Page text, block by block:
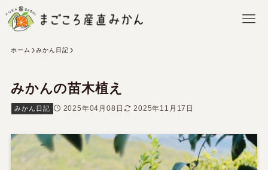
ホーム みかん日記
みかんの苗木植え
みかん日記 2025年04月08日 2025年11月17日